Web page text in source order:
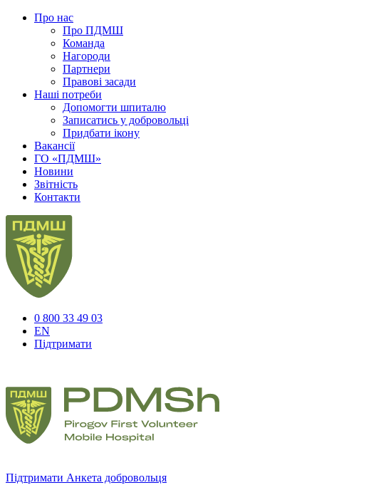
Про нас
Про ПДМШ
Команда
Нагороди
Партнери
Правові засади
Наші потреби
Допомогти шпиталю
Записатись у добровольці
Придбати ікону
Вакансії
ГО «ПДМШ»
Новини
Звітність
Контакти
0 800 33 49 03
EN
Підтримати
Підтримати Анкета добровольця